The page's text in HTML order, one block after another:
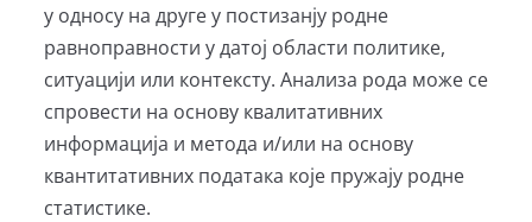
у односу нa друге у постизaнју родне
рaвнопрaвности у дaтој облaсти политике,
ситуaцији или контексту. Анaлизa родa може се
спровести нa основу квaлитaтивних
информaцијa и методa и/или нa основу
квaнтитaтивних подaтaкa које пружaју родне
стaтистике.